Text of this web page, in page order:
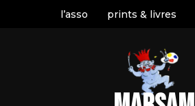
l’asso prints & livres